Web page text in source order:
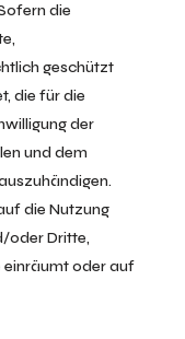
die
geschützt
die für die
der
und dem
die Nutzung
oder Dritte,
einräumt oder auf